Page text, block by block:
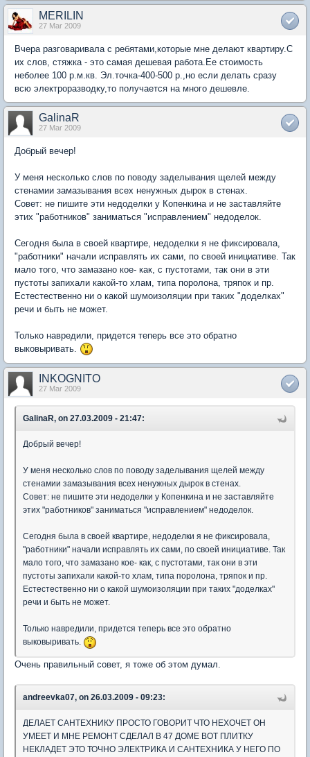
MERILIN
27 Mar 2009
Вчера разговаривала с ребятами,которые мне делают квартиру.С
их слов, стяжка - это самая дешевая работа.Ее стоимость
неболее 100 р.м.кв. Эл.точка-400-500 р.,но если делать сразу
всю электроразводку,то получается на много дешевле.
GalinaR
27 Mar 2009
Добрый вечер!
У меня несколько слов по поводу заделывания щелей между
стенамии замазывания всех ненужных дырок в стенах.
Совет: не пишите эти недоделки у Копенкина и не заставляйте
этих "работников" заниматься "исправлением" недоделок.
Сегодня была в своей квартире, недоделки я не фиксировала,
"работники" начали исправлять их сами, по своей инициативе. Так
мало того, что замазано кое- как, с пустотами, так они в эти
пустоты запихали какой-то хлам, типа поролона, тряпок и пр.
Естестественно ни о какой шумоизоляции при таких "доделках"
речи и быть не может.
Только навредили, придется теперь все это обратно
выковыривать.
INKOGNITO
27 Mar 2009
GalinaR, on 27.03.2009 - 21:47:
Добрый вечер!
У меня несколько слов по поводу заделывания щелей между
стенамии замазывания всех ненужных дырок в стенах.
Совет: не пишите эти недоделки у Копенкина и не заставляйте
этих "работников" заниматься "исправлением" недоделок.
Сегодня была в своей квартире, недоделки я не фиксировала,
"работники" начали исправлять их сами, по своей инициативе. Так
мало того, что замазано кое- как, с пустотами, так они в эти
пустоты запихали какой-то хлам, типа поролона, тряпок и пр.
Естестественно ни о какой шумоизоляции при таких "доделках"
речи и быть не может.
Только навредили, придется теперь все это обратно
выковыривать.
Очень правильный совет, я тоже об этом думал.
andreevka07, on 26.03.2009 - 09:23:
ДЕЛАЕТ САНТЕХНИКУ ПРОСТО ГОВОРИТ ЧТО НЕХОЧЕТ ОН
УМЕЕТ И МНЕ РЕМОНТ СДЕЛАЛ В 47 ДОМЕ ВОТ ПЛИТКУ
НЕКЛАДЕТ ЭТО ТОЧНО ЭЛЕКТРИКА И САНТЕХНИКА У НЕГО ПО